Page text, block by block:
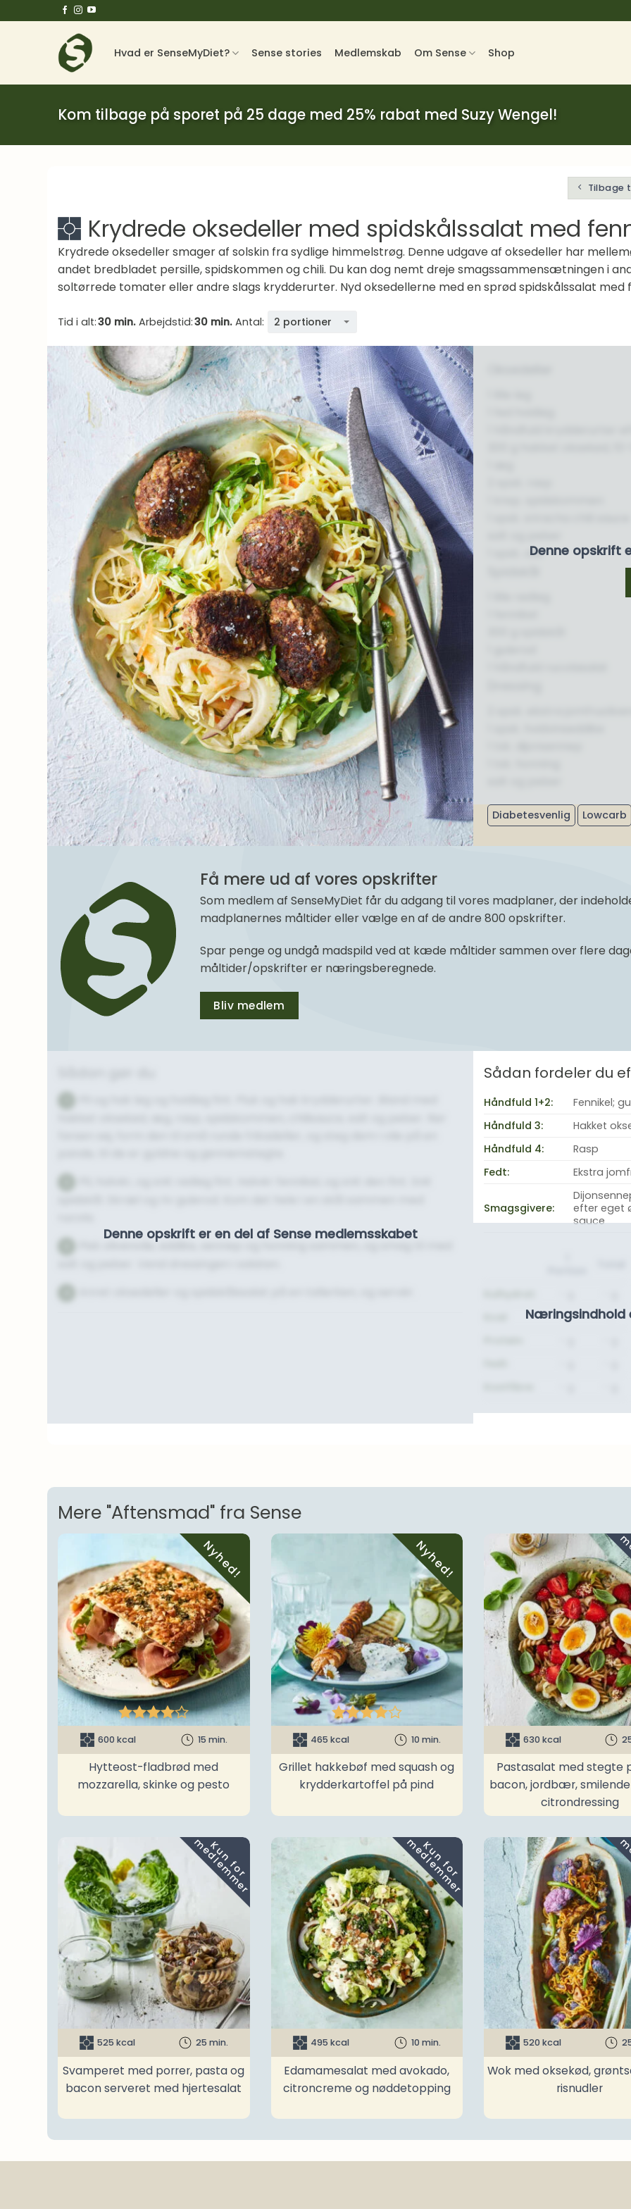
til
Hvad er SenseMyDiet? Sense stories Medlemskab Om Sense Shop
Kom tilbage på sporet på 25 dage med 25% rabat med Suzy Wengel!
Tilbage
Krydrede oksedeller med spidskålssalat med
Krydrede oksedeller smager af solskin fra sydlige himmelstrøg. Denne udgave af oksedeller har
andet bredbladet persille, spidskommen og chili. Du kan dog nemt dreje smagssammensætningen i
soltørrede tomater eller andre slags krydderurter. Nyd oksedellerne med en sprød spidskålssalat med
Tid i alt:30 min. Arbejdstid:30 min. Antal: 2 portioner
Denne opskrift
1 spsk. olie
Diabetesvenlig Lowcarb
Få mere ud af vores opskrifter
Som medlem af SenseMyDiet får du adgang til vores madplaner, der
madplanernes måltider eller vælge en af de andre 800 opskrifter.
Spar penge og undgå madspild ved at kæde måltider sammen over flere
måltider/opskrifter er næringsberegnede.
Bliv medlem
Denne opskrift er en del af Sense medlemsskabet
Pisk olivenolie, eddike, sennep og honning sammen, og smag til med
Sådan fordeler du
Håndfuld 1+2:
Fennikel;
Håndfuld 3:
Hakket
Håndfuld 4:
Rasp
Fedt:
Ekstra
Smagsgivere:
efter eget
sauce
Næringsindhold
-
-
Mere "Aftensmad" fra Sense
Nyhed!

600 kcal 15 min.
Hytteost-fladbrød med
mozzarella, skinke og pesto
Nyhed!

465 kcal 10 min.
Grillet hakkebøf med squash og
krydderkartoffel på pind
630 kcal
Pastasalat med stegte
bacon, jordbær,
citrondressing
K
u
n
f
o
r
m
e
d
l
e
m
m
e
r
525 kcal 25 min.
Svamperet med porrer, pasta og
bacon serveret med hjertesalat
K
u
n
f
o
r
m
e
d
l
e
m
m
e
r
495 kcal 10 min.
Edamamesalat med avokado,
citroncreme og nøddetopping
520 kcal
Wok med oksekød,
risnudler